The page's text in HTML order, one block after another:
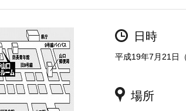
日時
平成19年7月21日
場所